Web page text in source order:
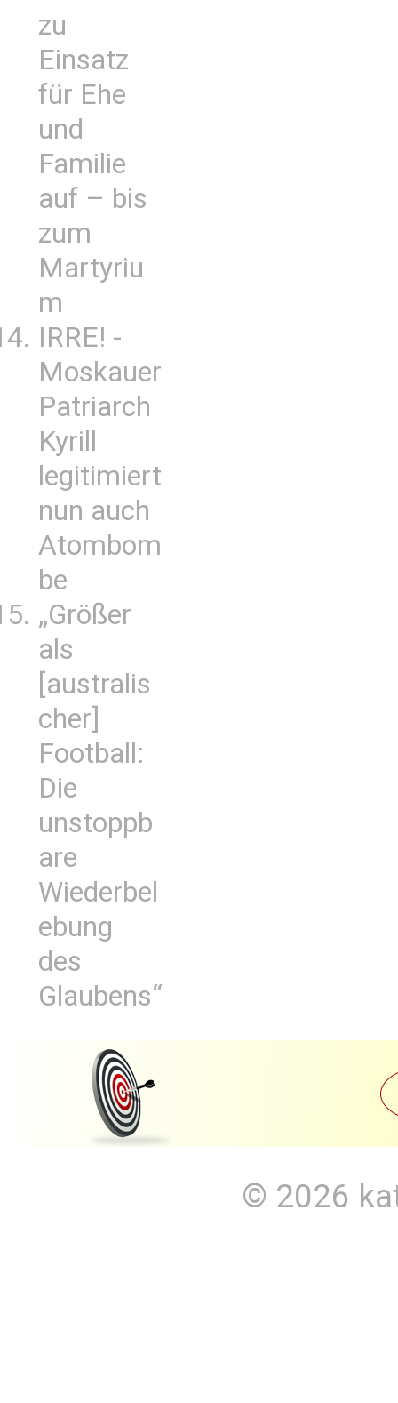
zu
Einsatz
für Ehe
und
Familie
auf – bis
zum
Martyriu
m
IRRE! -
Moskauer
Patriarch
Kyrill
legitimiert
nun auch
Atombom
be
„Größer
als
[australis
cher]
Football:
Die
unstoppb
are
Wiederbel
ebung
des
Glaubens“
© 2026